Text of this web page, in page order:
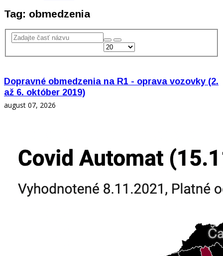
Tag: obmedzenia
Dopravné obmedzenia na R1 - oprava vozovky (2.
až 6. október 2019)
august 07, 2026